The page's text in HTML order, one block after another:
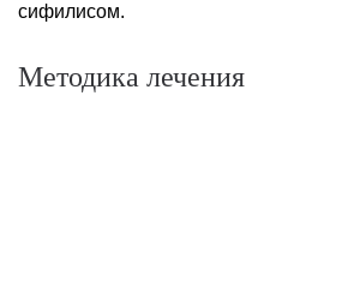
сифилисом.
Методика лечения